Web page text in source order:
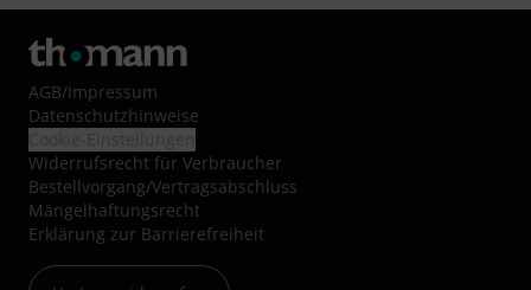
AGB/Impressum
Datenschutzhinweise
Widerrufsrecht für Verbraucher
Bestellvorgang/Vertragsabschluss
Mängelhaftungsrecht
Erklärung zur Barrierefreiheit